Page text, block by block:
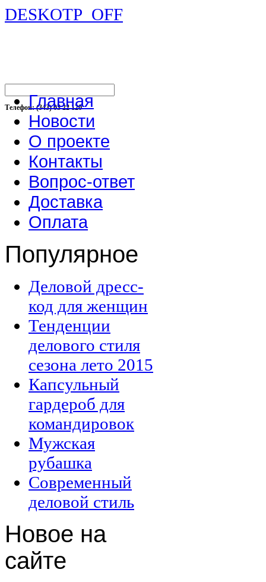
DESKOTP_OFF
Телефон: (343) 03 22 120
Главная
Новости
О проекте
Контакты
Вопрос-ответ
Доставка
Оплата
Популярное
Деловой дресс-
код для женщин
Тенденции
делового стиля
сезона лето 2015
Капсульный
гардероб для
командировок
Мужская
рубашка
Современный
деловой стиль
Новое на
сайте